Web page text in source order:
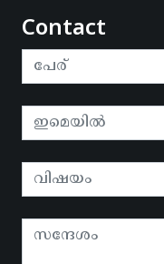
Contact